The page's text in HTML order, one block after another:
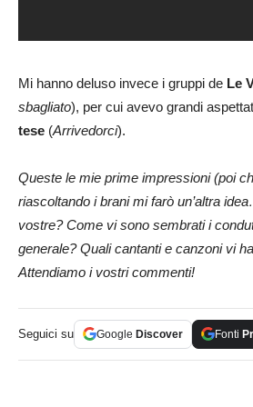
Mi hanno deluso invece i gruppi de Le
sbagliato), per cui avevo grandi
tese (Arrivedorci).
Queste le mie prime impressioni (poi
riascoltando i brani mi farò un’altra
vostre? Come vi sono sembrati i
generale? Quali cantanti e canzoni vi
Attendiamo i vostri commenti!
Seguici su Google Discover Fonti